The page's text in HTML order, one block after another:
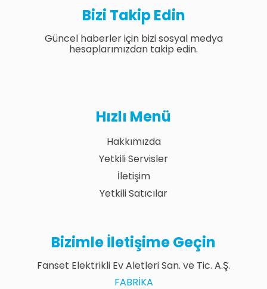
Bizi Takip Edin
Güncel haberler için bizi sosyal medya
hesaplarımızdan takip edin.
Hızlı Menü
Hakkımızda
Yetkili Servisler
İletişim
Yetkili Satıcılar
Bizimle İletişime Geçin
Fanset Elektrikli Ev Aletleri San. ve Tic. A.Ş.
FABRIKA